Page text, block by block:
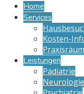
Home
Services
Kosten-
Leistungen
Pädiatrie
Neurologie